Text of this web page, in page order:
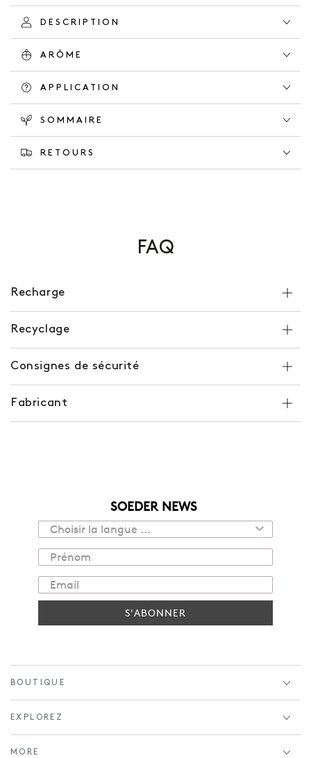
CONDITIONER
HERBAL
GARDEN
CONDITIONER
HERBAL
GARDEN
DESCRIPTION
ARÔME
APPLICATION
SOMMAIRE
RETOURS
FAQ
Recharge
Recyclage
Consignes de sécurité
Fabricant
SOEDER NEWS
S'ABONNER
BOUTIQUE
EXPLOREZ
MORE